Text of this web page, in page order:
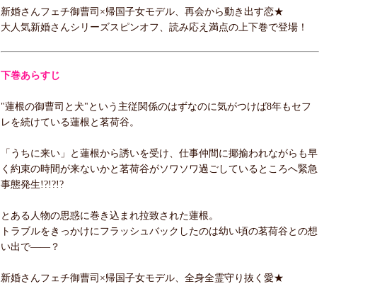
新婚さんフェチ御曹司×帰国子女モデル、再会から動き出す恋★
大人気新婚さんシリーズスピンオフ、読み応え満点の上下巻で登場！
下巻あらすじ
"蓮根の御曹司と犬"という主従関係のはずなのに気がつけば8年もセフ
レを続けている蓮根と茗荷谷。
「うちに来い」と蓮根から誘いを受け、仕事仲間に揶揄われながらも早
く約束の時間が来ないかと茗荷谷がソワソワ過ごしているところへ緊急
事態発生!?!?!?
とある人物の思惑に巻き込まれ拉致された蓮根。
トラブルをきっかけにフラッシュバックしたのは幼い頃の茗荷谷との想
い出で――？
新婚さんフェチ御曹司×帰国子女モデル、全身全霊守り抜く愛★